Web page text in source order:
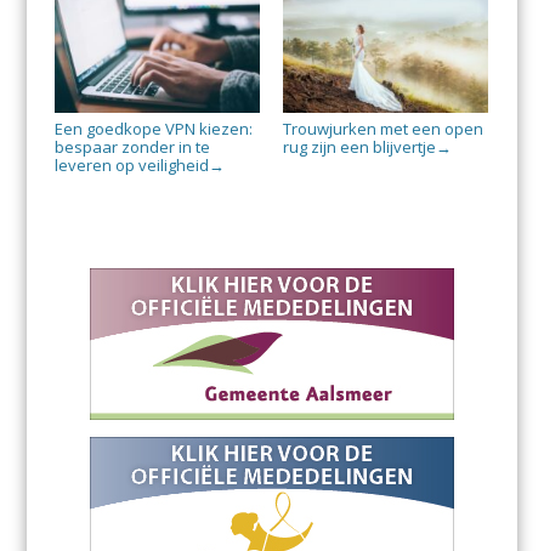
Een goedkope VPN kiezen:
bespaar zonder in te
leveren op veiligheid →
Trouwjurken met een open
rug zijn een blijvertje →